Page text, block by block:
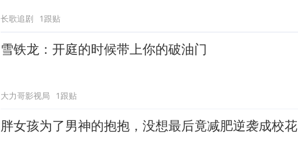
长歌追剧 1跟贴
雪铁龙：开庭的时候带上你的破油门
大力哥影视局 1跟贴
胖女孩为了男神的抱抱，没想最后竟减肥逆袭成校花